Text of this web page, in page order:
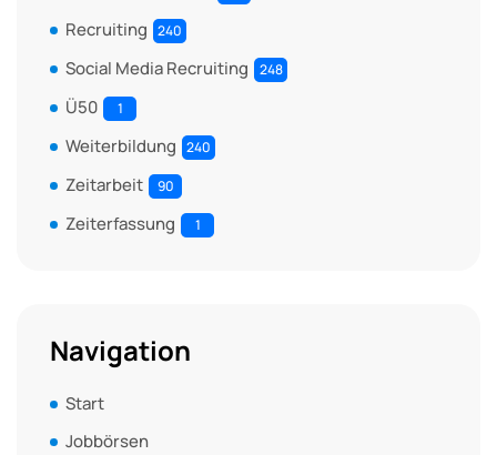
Recruiting 240
Social Media Recruiting 248
Ü50 1
Weiterbildung 240
Zeitarbeit 90
Zeiterfassung 1
Navigation
Start
Jobbörsen